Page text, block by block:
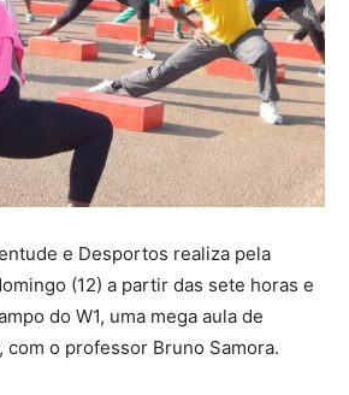
e Desportos realiza pela
(12) a partir das sete horas e
do W1, uma mega aula de
com o professor Bruno Samora.